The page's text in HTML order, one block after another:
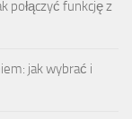
połączyć funkcję z
jak wybrać i